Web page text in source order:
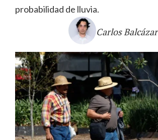
probabilidad de lluvia.
Carlos Balcázar